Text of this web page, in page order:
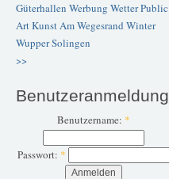
Güterhallen Werbung WetterPublic
ArtKunstAm Wegesrand Winter
WupperSolingen
>>
Benutzeranmeldung
Benutzername: *
Passwort: *